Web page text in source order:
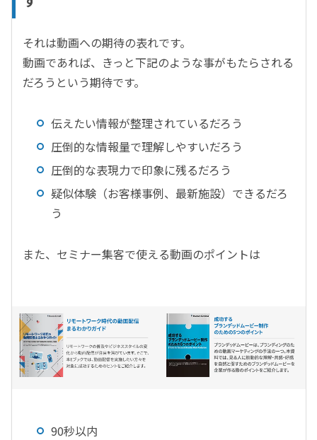
それは動画への期待の表れです。
動画であれば、きっと下記のような事がもたらされる
だろうという期待です。
伝えたい情報が整理されているだろう
圧倒的な情報量で理解しやすいだろう
圧倒的な表現力で印象に残るだろう
疑似体験（お客様事例、最新施設）できるだろ
う
また、セミナー集客で使える動画のポイントは
90秒以内